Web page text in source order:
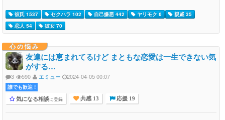
彼氏 1537 セクハラ 102 自己嫌悪 442 ヤリモク 6
親戚 35
恋人 54
彼女 70
心の悩み
友達には恵まれてるけど まともな恋愛は一生できない気
がする…
3 590 エミュー 2024-04-05 00:07
誰でも歓迎 !
気になる相談に登録 共感 13 応援 19